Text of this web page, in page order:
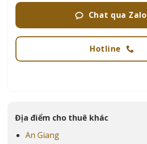
Chat qua Zalo
Hotline
Địa điểm cho thuê khác
An Giang